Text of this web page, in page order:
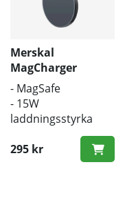
Merskal
MagCharger
- MagSafe
- 15W
laddningsstyrka
- Trådlös laddare
295 kr